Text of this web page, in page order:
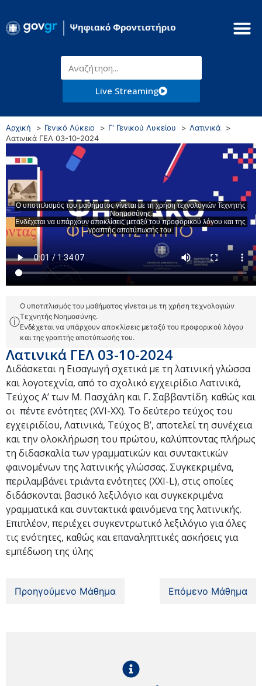
Live Streaming
Αρχική Γενικό Λύκειο Γ' Γενικού Λυκείου
Λατινικά
Λατινικά ΓΕΛ 03-10-2024
ⓘ
Ο υποτιτλισμός του μαθήματος γίνεται με τη χρήση τεχνολογιών
Τεχνητής Νοημοσύνης.
Ενδέχεται να υπάρχουν αποκλίσεις μεταξύ του προφορικού λόγου
και της γραπτής αποτύπωσής του.
Λατινικά ΓΕΛ 03-10-2024
Διδάσκεται η Eισαγωγή σχετικά με τη λατινική γλώσσα
και λογοτεχνία, από το σχολικό εγχειρίδιο Λατινικά,
Τεύχος Α’ των Μ. Πασχάλη και Γ. Σαββαντίδη. καθώς και
οι πέντε ενότητες (XVI-XX). Το δεύτερο τεύχος του
εγχειριδίου, Λατινικά, Τεύχος Β’, αποτελεί τη συνέχεια
και την ολοκλήρωση του πρώτου, καλύπτοντας πλήρως
τη διδασκαλία των γραμματικών και συντακτικών
φαινομένων της λατινικής γλώσσας. Συγκεκριμένα,
περιλαμβάνει τριάντα ενότητες (XXI-L), στις οποίες
διδάσκονται βασικό λεξιλόγιο και συγκεκριμένα
γραμματικά και συντακτικά φαινόμενα της λατινικής.
Επιπλέον, περιέχει συγκεντρωτικό λεξιλόγιο για όλες
τις ενότητες, καθώς και επαναληπτικές ασκήσεις για
εμπέδωση της ύλης
Προηγούμενο Μάθημα Επόμενο Μάθημα